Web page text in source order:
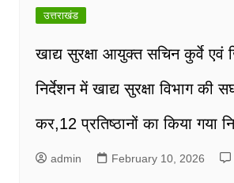
उत्तराखंड
खाद्य सुरक्षा आयुक्त सचिन कुर्वे एवं
निर्देशन में खाद्य सुरक्षा विभाग की
कर,12 प्रतिष्ठानों का किया गया
admin February 10, 2026